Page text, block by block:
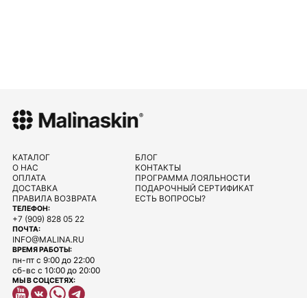
ТЕЛЕФОН:
+7 (909) 828 05 22
ПОЧТА:
INFO@MALINA.RU
ВРЕМЯ РАБОТЫ:
пн-пт с 9:00 до 22:00
сб-вс с 10:00 до 20:00
МЫ В СОЦСЕТЯХ:
КАТАЛОГ
О НАС
ОПЛАТА
ДОСТАВКА
ПРАВИЛА ВОЗВРАТА
БЛОГ
КОНТАКТЫ
ПРОГРАММА ЛОЯЛЬНОСТИ
ПОДАРОЧНЫЙ СЕРТИФИКАТ
ЕСТЬ ВОПРОСЫ?